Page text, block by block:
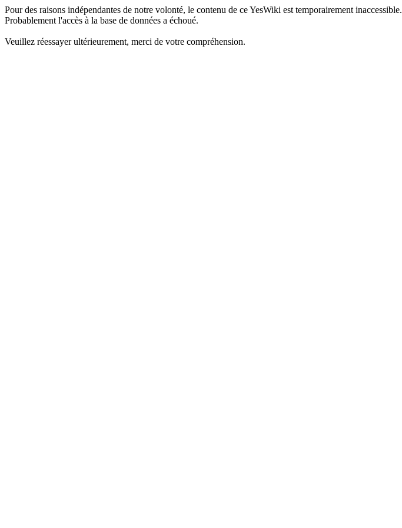
Pour des raisons indépendantes de notre volonté, le contenu de ce YesWiki est temporairement inaccessible.
Probablement l'accès à la base de données a échoué.
Veuillez réessayer ultérieurement, merci de votre compréhension.